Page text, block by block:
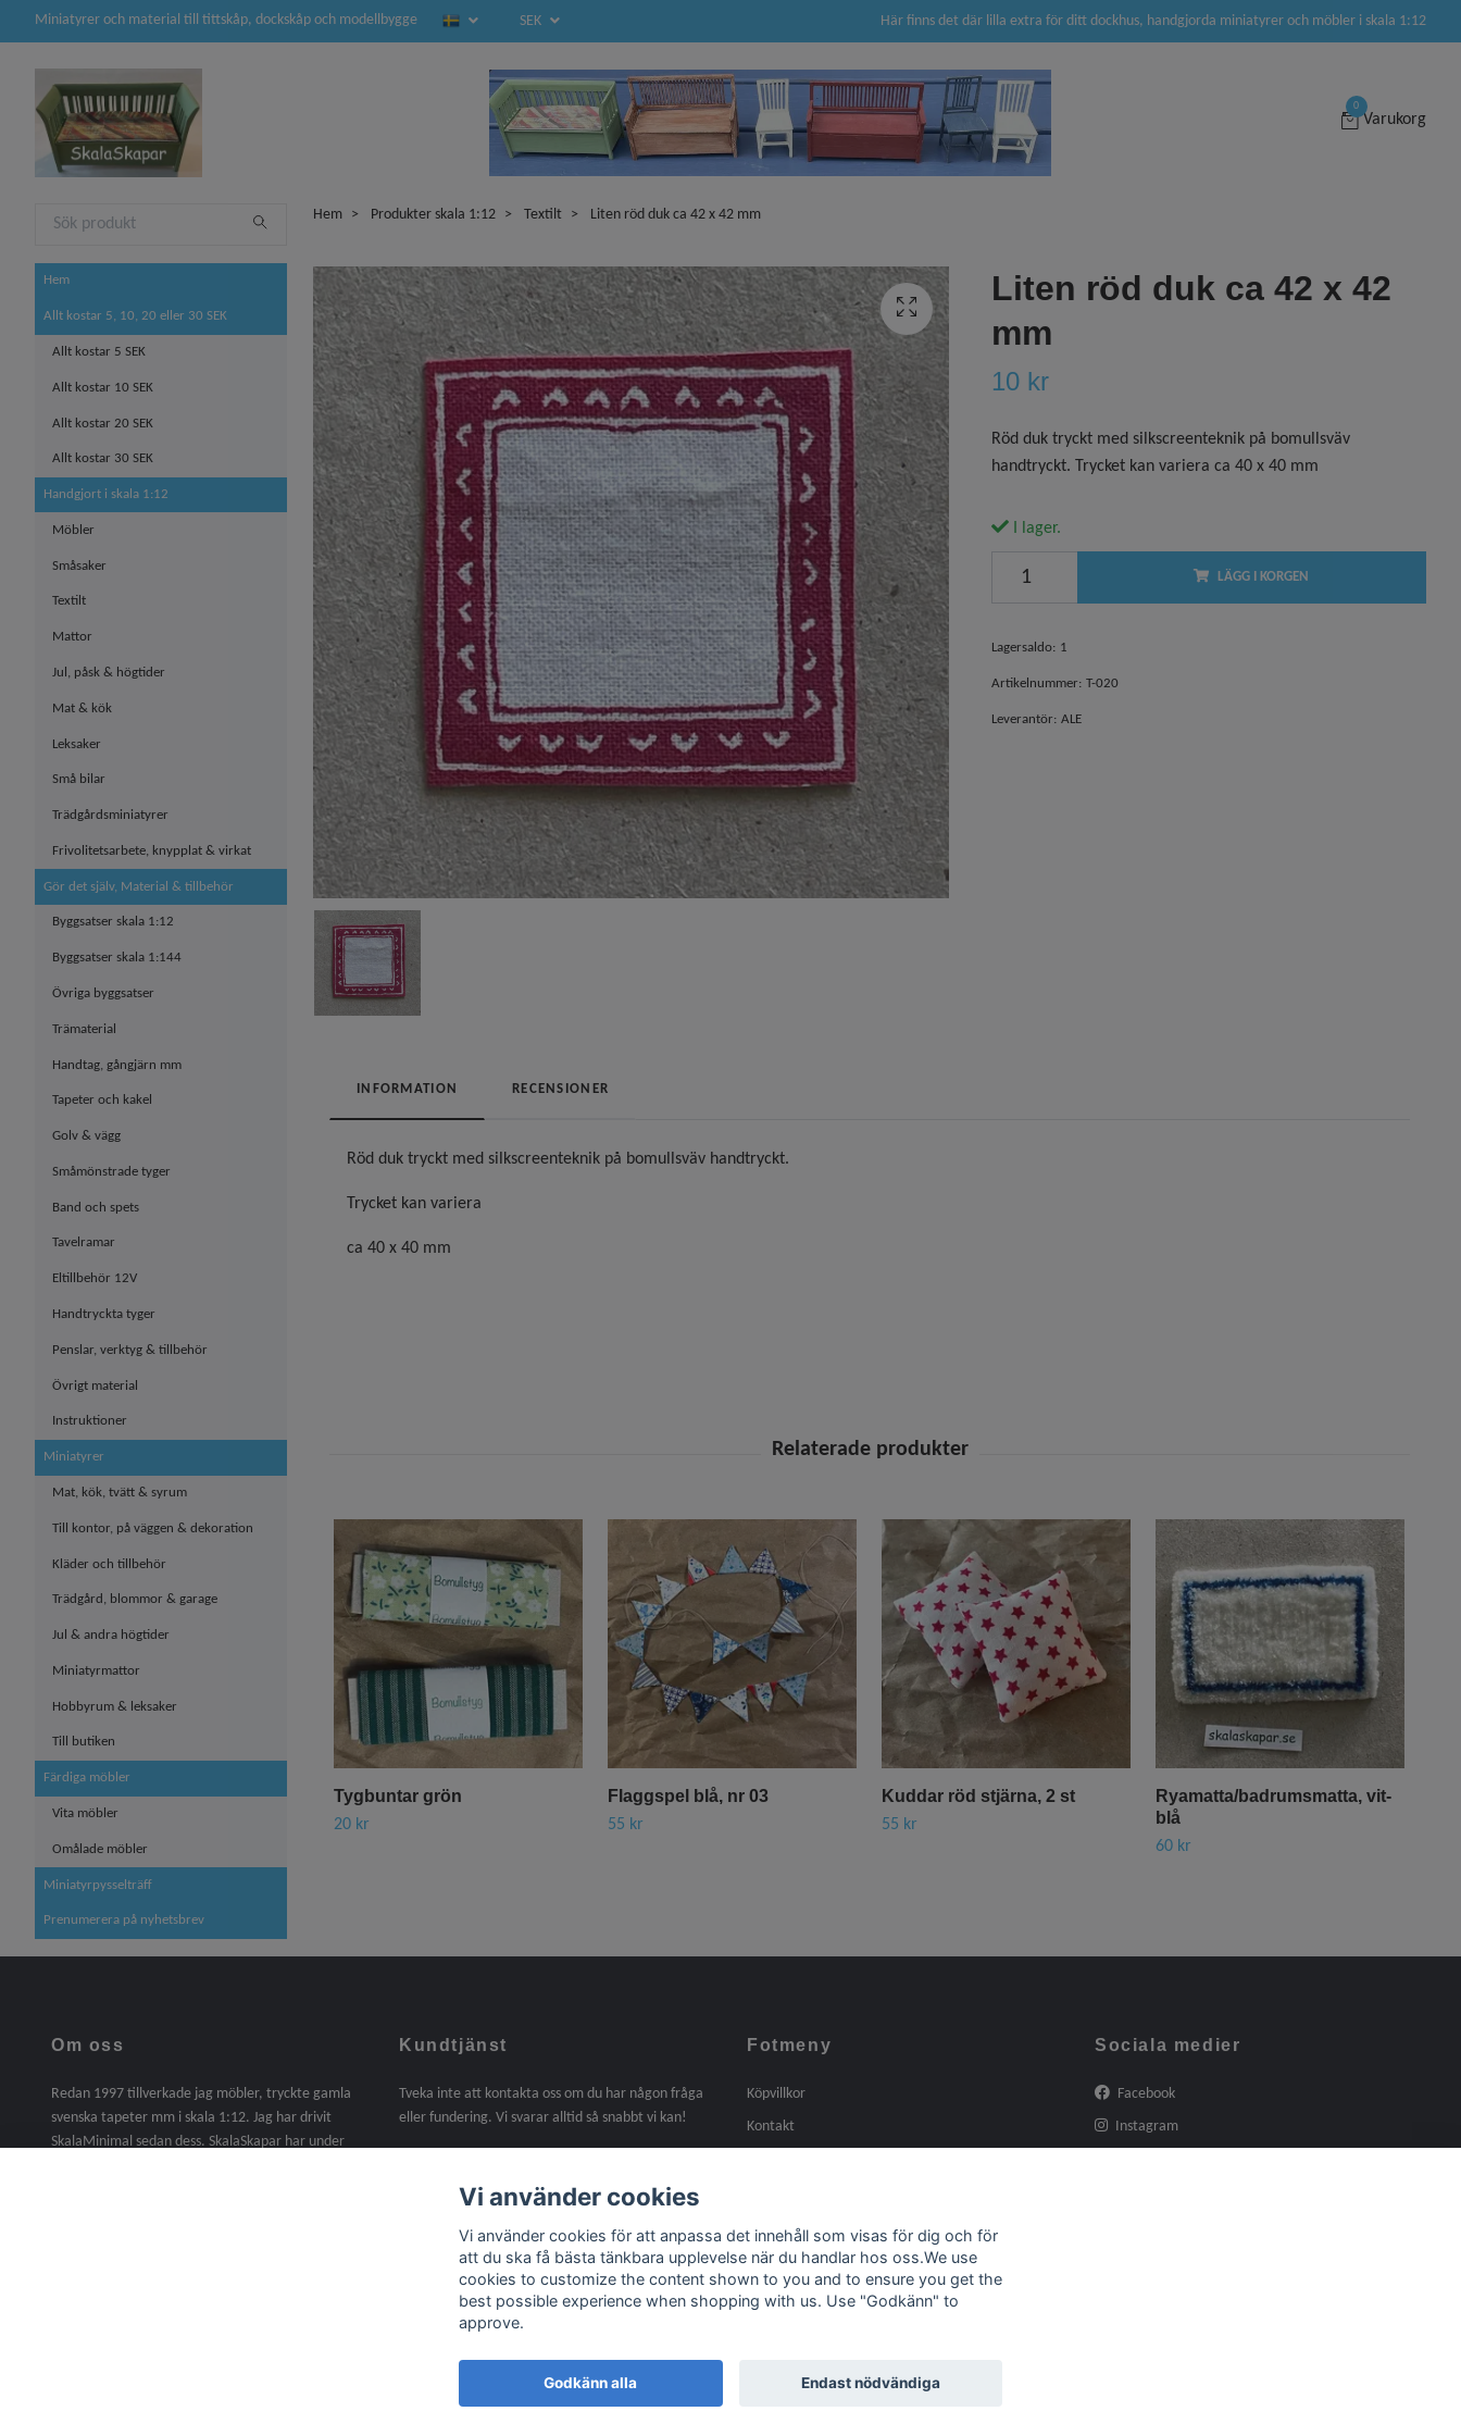
Miniatyrer och material till tittskåp, dockskåp och modellbygge SEK Här finns det där lilla extra för ditt dockhus, handgjorda miniatyrer och möbler i skala 1:12
0
Varukorg
Hem
Allt kostar 5, 10, 20 eller 30 SEK
Allt kostar 5 SEK
Allt kostar 10 SEK
Allt kostar 20 SEK
Allt kostar 30 SEK
Handgjort i skala 1:12
Möbler
Småsaker
Textilt
Mattor
Jul, påsk & högtider
Mat & kök
Leksaker
Små bilar
Trädgårdsminiatyrer
Frivolitetsarbete, knypplat & virkat
Gör det själv, Material & tillbehör
Byggsatser skala 1:12
Byggsatser skala 1:144
Övriga byggsatser
Trämaterial
Handtag, gångjärn mm
Tapeter och kakel
Golv & vägg
Småmönstrade tyger
Band och spets
Tavelramar
Eltillbehör 12V
Handtryckta tyger
Penslar, verktyg & tillbehör
Övrigt material
Instruktioner
Miniatyrer
Mat, kök, tvätt & syrum
Till kontor, på väggen & dekoration
Kläder och tillbehör
Trädgård, blommor & garage
Jul & andra högtider
Miniatyrmattor
Hobbyrum & leksaker
Till butiken
Färdiga möbler
Vita möbler
Omålade möbler
Miniatyrpysselträff
Prenumerera på nyhetsbrev
Hem Produkter skala 1:12 Textilt Liten röd duk ca 42 x 42 mm
Liten röd duk ca 42 x 42
mm
10 kr
Röd duk tryckt med silkscreenteknik på bomullsväv
handtryckt. Trycket kan variera ca 40 x 40 mm
I lager.
LÄGG I KORGEN
Lagersaldo: 1
Artikelnummer: T-020
Leverantör: ALE
INFORMATION RECENSIONER
Röd duk tryckt med silkscreenteknik på bomullsväv handtryckt.
Trycket kan variera
ca 40 x 40 mm
Tygbuntar grön
20 kr
Flaggspel blå, nr 03
55 kr
Kuddar röd stjärna, 2 st
55 kr
Ryamatta/badrumsmatta, vit-
blå
60 kr
Om oss
Redan 1997 tillverkade jag möbler, tryckte gamla
svenska tapeter mm i skala 1:12. Jag har drivit
SkalaMinimal sedan dess. SkalaSkapar har under
Kundtjänst
Tveka inte att kontakta oss om du har någon fråga
eller fundering. Vi svarar alltid så snabbt vi kan!
Fotmeny
Köpvillkor
Kontakt
Sociala medier
Facebook
Instagram
Vi använder cookies
Vi använder cookies för att anpassa det innehåll som visas för dig och för
att du ska få bästa tänkbara upplevelse när du handlar hos oss.We use
cookies to customize the content shown to you and to ensure you get the
best possible experience when shopping with us. Use "Godkänn" to
approve.
Godkänn alla Endast nödvändiga